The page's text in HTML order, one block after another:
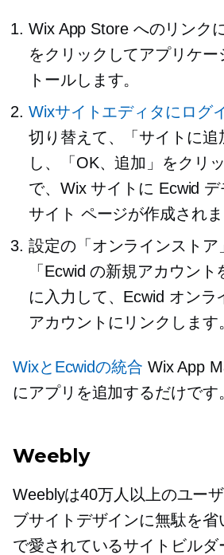
Wix App Store へのリンク
をクリックしてアプリケー
トールします。
Wixサイトエディタにログ
切り替えて、「サイトに追
し、「OK、追加」をクリ
で、Wix サイトに Ecwid
サイト ページが作成されま
設定の「オンラインストア
「Ecwid の新規アカウン
に入力して、Ecwid オンラ
アカウントにリンクします
WixとEcwidの統合 Wix App
にアプリを追加するだけです
Weebly
Weeblyは40万人以上のユー
ブサイトデザインに無駄を省
で愛されているサイトビルダ